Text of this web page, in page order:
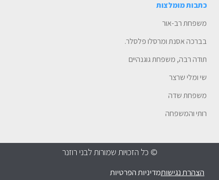
כתבות מומלצות
משפחת רב-אור
בברכה אסנת ומרסלו פלסלר.
תודה רבה, משפחת גוגנהיים
שי ומלי שרצר
משפחת שדה
רותי והמשפחה
© כל הזכויות שמורות לבני רוזנר
הצהרת נגישותמדיניות הפרטיות